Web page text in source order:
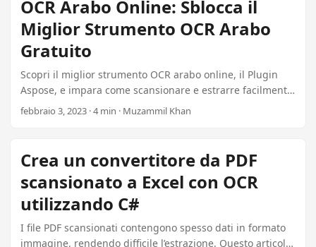
OCR Arabo Online: Sblocca il
Miglior Strumento OCR Arabo
Gratuito
Scopri il miglior strumento OCR arabo online, il Plugin
Aspose, e impara come scansionare e estrarre facilmente
il testo arabo dalle immagini, convertendolo in testo
febbraio 3, 2023 · 4 min · Muzammil Khan
Crea un convertitore da PDF
scansionato a Excel con OCR
utilizzando C#
I file PDF scansionati contengono spesso dati in formato
immagine, rendendo difficile l’estrazione. Questo articolo